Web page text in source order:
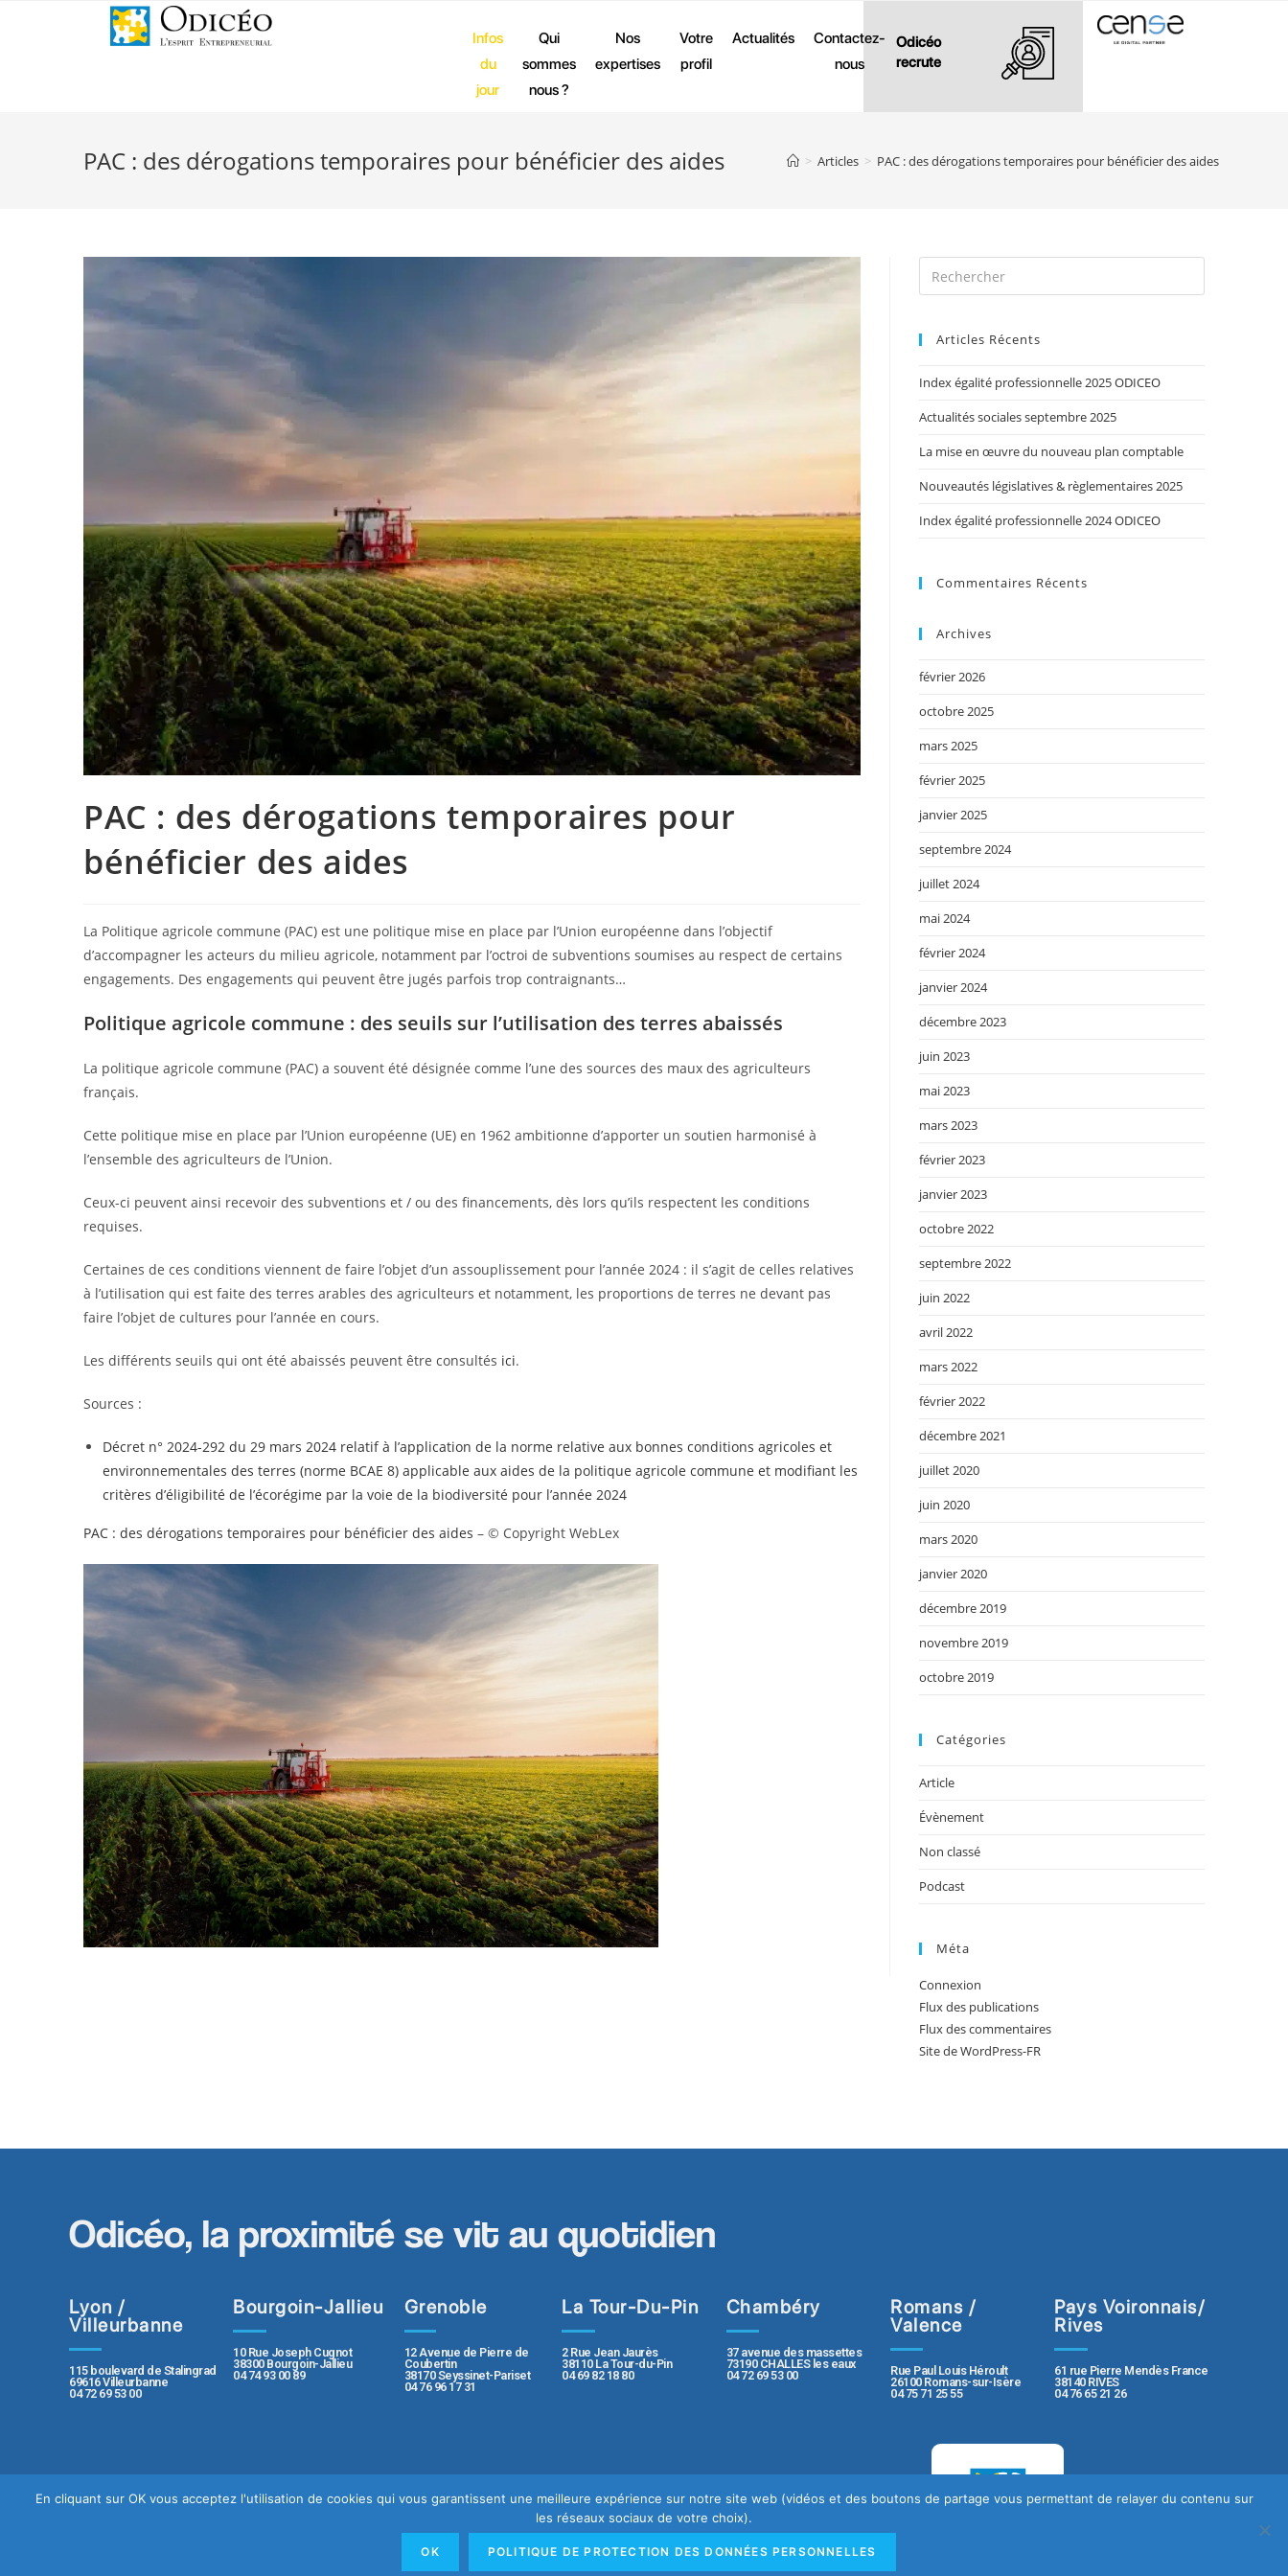
Odicéo
recrute
Infos
du
jour
Qui
sommes
nous ?
Nos
expertises
Votre
profil
Actualités
Contactez-
nous
PAC : des dérogations temporaires pour bénéficier des aides > Articles > PAC : des dérogations temporaires pour bénéficier des aides
PAC : des dérogations temporaires pour
bénéficier des aides
La Politique agricole commune (PAC) est une politique mise en place par l’Union européenne dans l’objectif
d’accompagner les acteurs du milieu agricole, notamment par l’octroi de subventions soumises au respect de certains
engagements. Des engagements qui peuvent être jugés parfois trop contraignants…
Politique agricole commune : des seuils sur l’utilisation des terres abaissés
La politique agricole commune (PAC) a souvent été désignée comme l’une des sources des maux des agriculteurs
français.
Cette politique mise en place par l’Union européenne (UE) en 1962 ambitionne d’apporter un soutien harmonisé à
l’ensemble des agriculteurs de l’Union.
Ceux-ci peuvent ainsi recevoir des subventions et / ou des financements, dès lors qu’ils respectent les conditions
requises.
Certaines de ces conditions viennent de faire l’objet d’un assouplissement pour l’année 2024 : il s’agit de celles relatives
à l’utilisation qui est faite des terres arables des agriculteurs et notamment, les proportions de terres ne devant pas
faire l’objet de cultures pour l’année en cours.
Les différents seuils qui ont été abaissés peuvent être consultés ici.
Sources :
Décret n° 2024-292 du 29 mars 2024 relatif à l’application de la norme relative aux bonnes conditions agricoles et
environnementales des terres (norme BCAE 8) applicable aux aides de la politique agricole commune et modifiant les
critères d’éligibilité de l’écorégime par la voie de la biodiversité pour l’année 2024
PAC : des dérogations temporaires pour bénéficier des aides – © Copyright WebLex
Articles Récents
Index égalité professionnelle 2025 ODICEO
Actualités sociales septembre 2025
La mise en œuvre du nouveau plan comptable
Nouveautés législatives & règlementaires 2025
Index égalité professionnelle 2024 ODICEO
Commentaires Récents
Archives
février 2026
octobre 2025
mars 2025
février 2025
janvier 2025
septembre 2024
juillet 2024
mai 2024
février 2024
janvier 2024
décembre 2023
juin 2023
mai 2023
mars 2023
février 2023
janvier 2023
octobre 2022
septembre 2022
juin 2022
avril 2022
mars 2022
février 2022
décembre 2021
juillet 2020
juin 2020
mars 2020
janvier 2020
décembre 2019
novembre 2019
octobre 2019
Catégories
Article
Évènement
Non classé
Podcast
Méta
Connexion
Flux des publications
Flux des commentaires
Site de WordPress-FR
Odicéo, la proximité se vit au quotidien
Lyon /
Villeurbanne
115 boulevard de Stalingrad
69616 Villeurbanne
04 72 69 53 00
Bourgoin-Jallieu
10 Rue Joseph Cugnot
38300 Bourgoin-Jallieu
04 74 93 00 89
Grenoble
12 Avenue de Pierre de
Coubertin
38170 Seyssinet-Pariset
04 76 96 17 31
La Tour-Du-Pin
2 Rue Jean Jaurès
38110 La Tour-du-Pin
04 69 82 18 80
Chambéry
37 avenue des massettes
73190 CHALLES les eaux
04 72 69 53 00
Romans /
Valence
Rue Paul Louis Héroult
26100 Romans-sur-Isère
04 75 71 25 55
Pays Voironnais/
Rives
61 rue Pierre Mendès France
38140 RIVES
04 76 65 21 26
Plan du site
Mentions légales
Politique de protection des données personnelles
Rapport de transparence
En cliquant sur OK vous acceptez l'utilisation de cookies qui vous garantissent une meilleure expérience sur notre site web (vidéos et des boutons de partage vous permettant de relayer du contenu sur
les réseaux sociaux de votre choix).
OK POLITIQUE DE PROTECTION DES DONNÉES PERSONNELLES